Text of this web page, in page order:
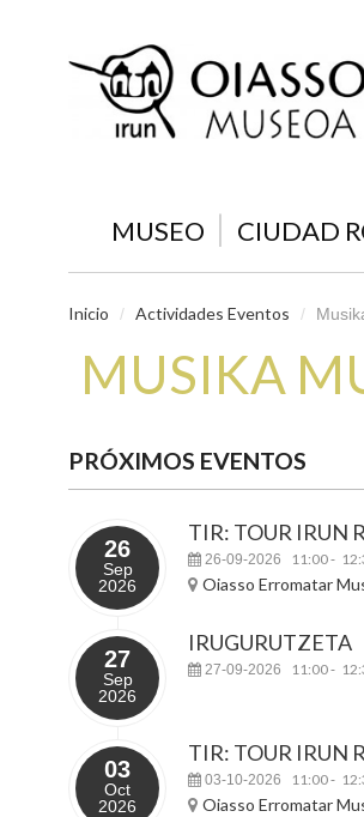
MUSEO CIUDAD
Inicio / Actividades Eventos /
MUSIKA
PRÓXIMOS EVENTOS
26
Sep
2026
TIR: TOUR IRUN
26-09-2026 11:00-
Oiasso Erromatar
27
Sep
2026
IRUGURUTZETA
27-09-2026 11:00-
03
Oct
2026
TIR: TOUR IRUN
03-10-2026 11:00-
Oiasso Erromatar